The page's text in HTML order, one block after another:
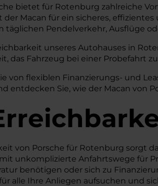
bietet für Rotenburg zahlreiche
der Macan für ein sicheres,
täglichen Pendelverkehr, Ausflüge
unseres Autohauses in
das Fahrzeug bei einer Probefahrt
von flexiblen Finanzierungs- und
entdecken Sie, wie der Macan von
von Porsche für Rotenburg sorgt
unkomplizierte Anfahrtswege für
benötigen oder sich zu
alle Ihre Anliegen aufsuchen und